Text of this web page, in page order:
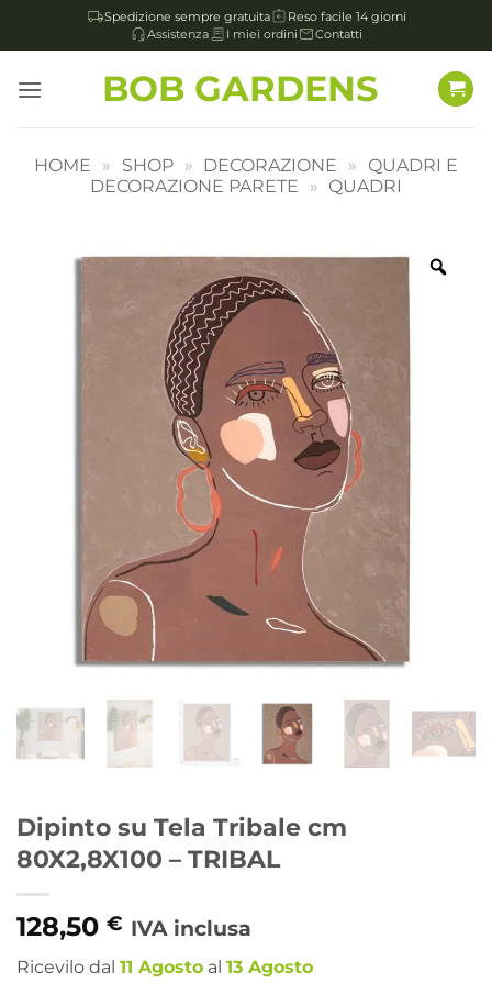
Spedizione sempre gratuita
Reso facile 14 giorni
Assistenza
I miei ordini Contatti
BOB GARDENS
HOME » SHOP » DECORAZIONE »
QUADRI E
DECORAZIONE PARETE
» QUADRI
Dipinto su Tela Tribale cm
80X2,8X100 – TRIBAL
128,50 € IVA inclusa
Ricevilo dal 11 Agosto al 13 Agosto